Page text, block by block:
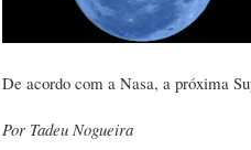
De acordo com a Nasa, a próxima
Por Tadeu Nogueira